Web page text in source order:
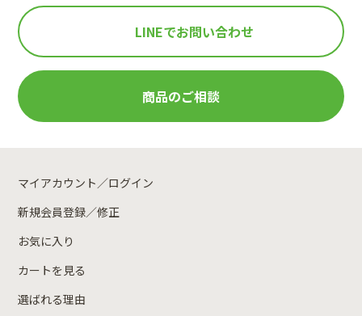
LINEでお問い合わせ
商品のご相談
マイアカウント／ログイン
新規会員登録／修正
お気に入り
カートを見る
選ばれる理由